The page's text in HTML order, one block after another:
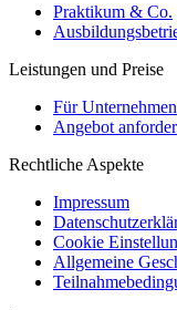
Praktikum & Co.
Leistungen und Preise
Für Unternehmen
Angebot
Rechtliche Aspekte
Impressum
Cookie
Allgemeine